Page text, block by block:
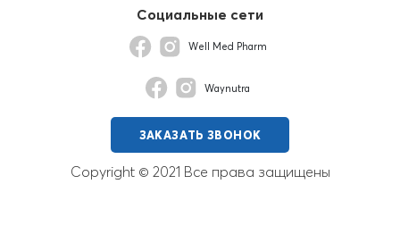
Социальные сети
Well Med Pharm
Waynutra
ЗАКАЗАТЬ ЗВОНОК
Copyright © 2021 Все права защищены